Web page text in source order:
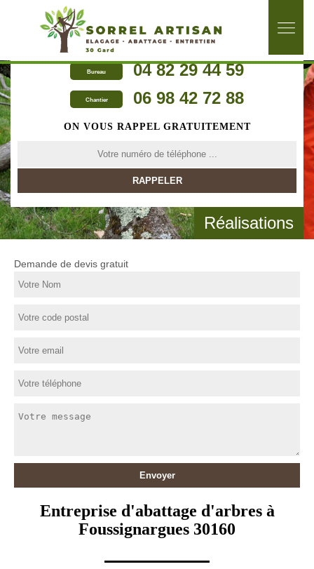
Bureau 04 82 29 44 59
Chantier 06 98 42 72 88
ON VOUS RAPPEL GRATUITEMENT
Réalisations
Demande de devis gratuit
Entreprise d'abattage d'arbres à
Foussignargues 30160